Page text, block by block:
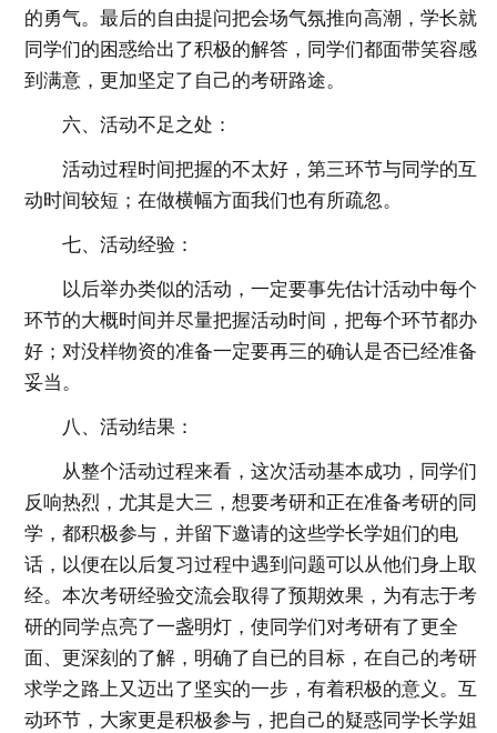
的勇气。最后的自由提问把会场气氛推向高潮，学长就
同学们的困惑给出了积极的解答，同学们都面带笑容感
到满意，更加坚定了自己的考研路途。
六、活动不足之处：
活动过程时间把握的不太好，第三环节与同学的互
动时间较短；在做横幅方面我们也有所疏忽。
七、活动经验：
以后举办类似的活动，一定要事先估计活动中每个
环节的大概时间并尽量把握活动时间，把每个环节都办
好；对没样物资的准备一定要再三的确认是否已经准备
妥当。
八、活动结果：
从整个活动过程来看，这次活动基本成功，同学们
反响热烈，尤其是大三，想要考研和正在准备考研的同
学，都积极参与，并留下邀请的这些学长学姐们的电
话，以便在以后复习过程中遇到问题可以从他们身上取
经。本次考研经验交流会取得了预期效果，为有志于考
研的同学点亮了一盏明灯，使同学们对考研有了更全
面、更深刻的了解，明确了自已的目标，在自己的考研
求学之路上又迈出了坚实的一步，有着积极的意义。互
动环节，大家更是积极参与，把自己的疑惑同学长学姐